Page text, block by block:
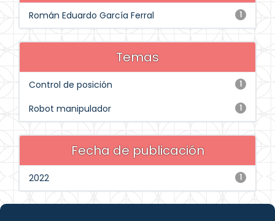
1
Román Eduardo García Ferral
Temas
1
Control de posición
1
Robot manipulador
Fecha de publicación
1
2022